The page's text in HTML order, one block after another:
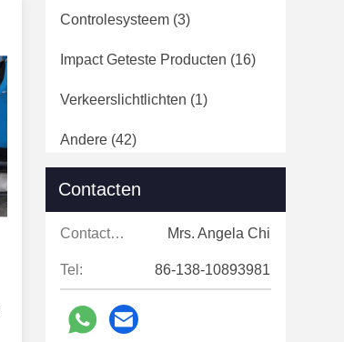
Controlesysteem (3)
Impact Geteste Producten (16)
Verkeerslichtlichten (1)
Andere (42)
Contacten
Contacten: Mrs. Angela Chi
Tel: 86-138-10893981